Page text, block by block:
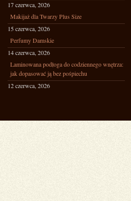
17 czerwca, 2026
Makijaż dla Twarzy Plus Size
15 czerwca, 2026
Perfumy Damskie
14 czerwca, 2026
Laminowana podłoga do codziennego wnętrza:
jak dopasować ją bez pośpiechu
12 czerwca, 2026